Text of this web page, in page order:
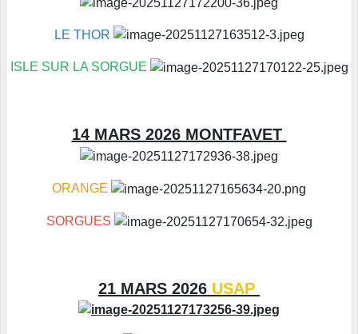
LE THOR
ISLE SUR LA SORGUE
14 MARS 2026 MONTFAVET
ORANGE
SORGUES
21 MARS 2026 USAP